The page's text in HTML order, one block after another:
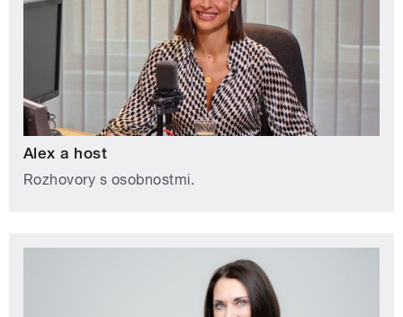
Alex a host
Rozhovory s osobnostmi.